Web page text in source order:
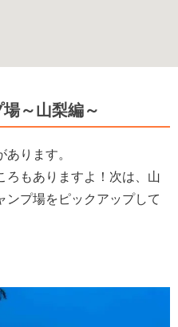
～山梨編～
ります。
ろもありますよ！次は、山
ンプ場をピックアップして